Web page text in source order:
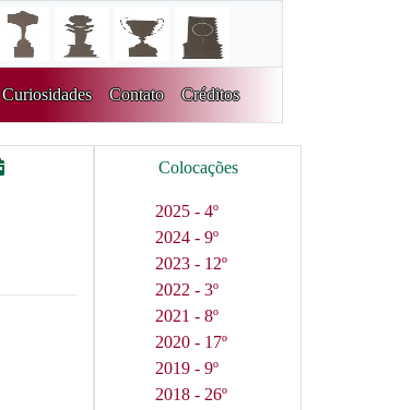
Curiosidades Contato Créditos
Colocações
2025 - 4º
2024 - 9º
2023 - 12º
2022 - 3º
2021 - 8º
2020 - 17º
2019 - 9º
2018 - 26º